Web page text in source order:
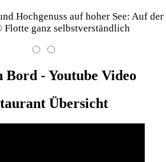
Hochgenuss auf hoher See: Auf der
ganz selbstverständlich
Bord - Youtube Video
Übersicht